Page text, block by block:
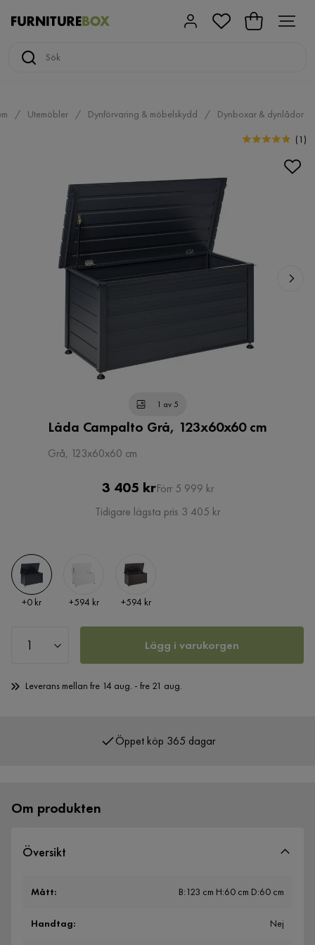
Utemöbler Dynförvaring & möbelskydd
Dynboxar & dynlådor
(1 )
1 av 5
Låda Campalto Grå, 123x60x60 cm
Grå, 123x60x60 cm
Pris
3 405 krOriginal
Pris
Förr 5 999 kr
Tidigare lägsta pris 3 405 kr
Pris
+0 kr Pris
+594 kr Pris
+594 kr
Lägg i varukorgen
Leverans mellan fre 14 aug. - fre 21 aug.
Öppet köp 365 dagar
Om produkten
Översikt
Mått: B:123 cm H:60 cm D:60 cm
Handtag: Nej